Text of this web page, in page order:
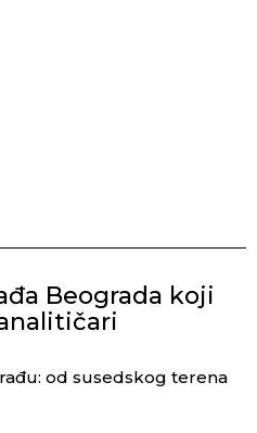
Beograda koji
od susedskog terena